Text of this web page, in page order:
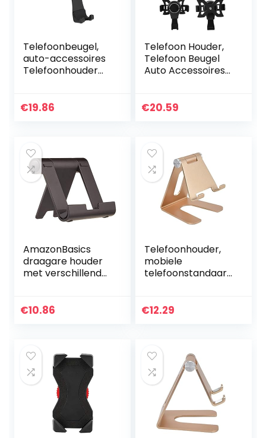
Telefoonbeugel,
auto-accessoires
Telefoonhouder
onderdelen
€19.86
Telefoon Houder,
Telefoon Beugel
Auto Accessoires
voor Auto-
€20.59
AmazonBasics
draagare houder
met verschillende
en telefoons –
€10.86
Telefoonhouder,
mobiele
telefoonstandaard
voor tablets
€12.29